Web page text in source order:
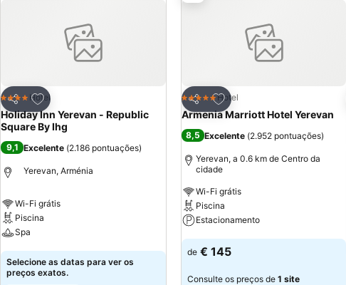
Partilhar
Adicionar aos favoritos
4 EstrelasHotel
Holiday Inn Yerevan - Republic
Square By Ihg
9,1 Excelente (2.186 pontuações)
Yerevan, Arménia
Wi-Fi grátis
Piscina
Spa
Ver preços
Selecione as datas para ver os
preços exatos.
Partilhar
Adicionar aos favoritos
5 EstrelasHotel
Armenia Marriott Hotel Yerevan
8,5 Excelente (2.952 pontuações)
Yerevan, a 0.6 km de Centro da
cidade
Wi-Fi grátis
Piscina
Estacionamento
Ver preços
de € 145
Consulte os preços de 1 site